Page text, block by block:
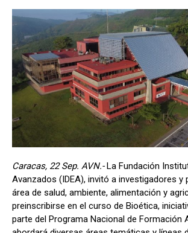
Caracas, 22 Sep. AVN.- La Fundación
Avanzados (IDEA), invitó a investigadores y
área de salud, ambiente, alimentación y
preinscribirse en el curso de Bioética,
parte del Programa Nacional de Formación